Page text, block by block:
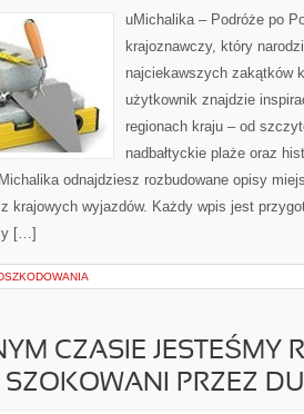
uMichalika – Podróże po
krajoznawczy, który
najciekawszych zakątków
użytkownik znajdzie
regionach kraju – od
nadbałtyckie plaże oraz
odnajdziesz rozbudowane opisy
krajowych wyjazdów. Każdy wpis jest
[…]
CZASIE JESTEŚMY
SZOKOWANI PRZEZ